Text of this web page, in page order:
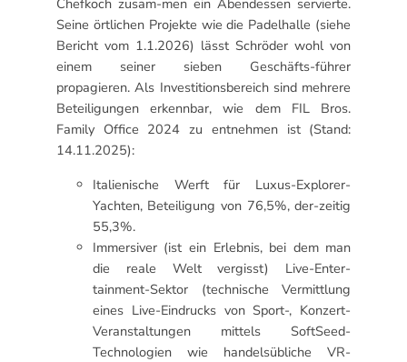
Chefkoch zusam-men ein Abendessen servierte.
Seine örtlichen Projekte wie die Padelhalle (siehe
Bericht vom 1.1.2026) lässt Schröder wohl von
einem seiner sieben Geschäfts-führer
propagieren. Als Investitionsbereich sind mehrere
Beteiligungen erkennbar, wie dem FIL Bros.
Family Office 2024 zu entnehmen ist (Stand:
14.11.2025):
Italienische Werft für Luxus-Explorer-
Yachten, Beteiligung von 76,5%, der-zeitig
55,3%.
Immersiver (ist ein Erlebnis, bei dem man
die reale Welt vergisst) Live-Enter-
tainment-Sektor (technische Vermittlung
eines Live-Eindrucks von Sport-, Konzert-
Veranstaltungen mittels SoftSeed-
Technologien wie handelsübliche VR-